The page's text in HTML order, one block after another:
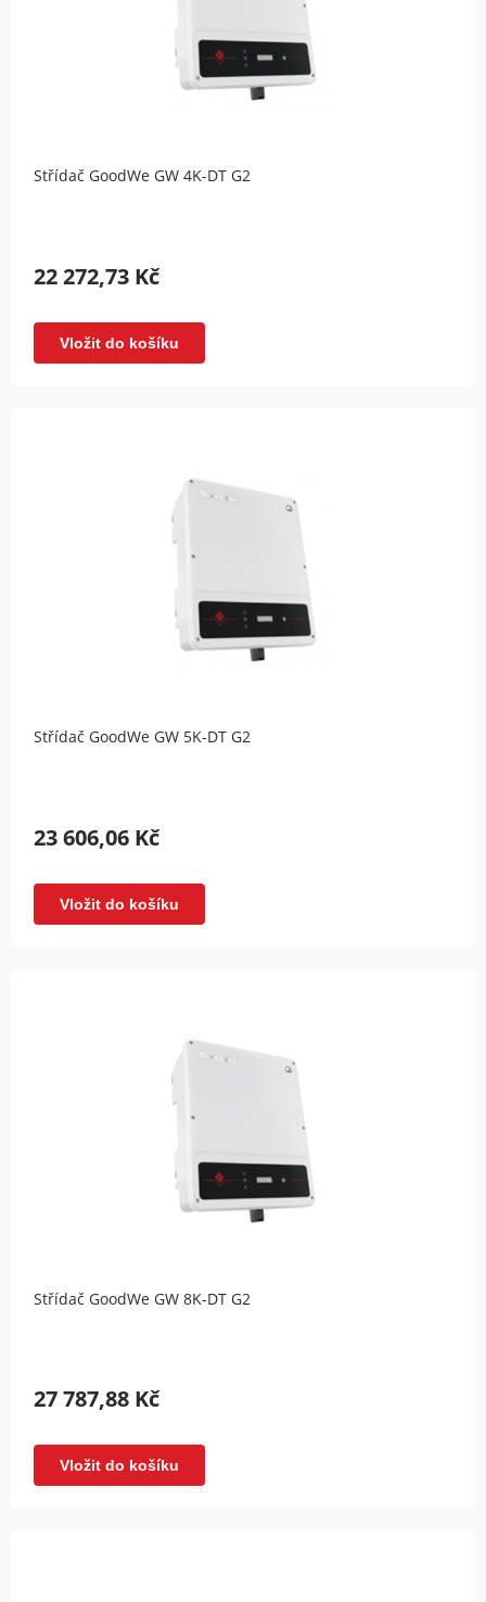
Střídač GoodWe GW 4K-DT G2
22 272,73 Kč
Vložit do košíku
Střídač GoodWe GW 5K-DT G2
23 606,06 Kč
Vložit do košíku
Střídač GoodWe GW 8K-DT G2
27 787,88 Kč
Vložit do košíku